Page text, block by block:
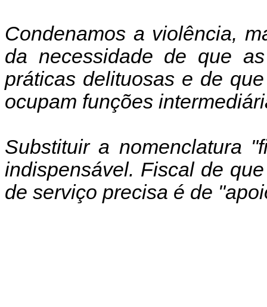
Condenamos a violência,
da necessidade de que
práticas delituosas e de
ocupam funções
Substituir a nomenclatura
indispensável. Fiscal de
de serviço precisa é de